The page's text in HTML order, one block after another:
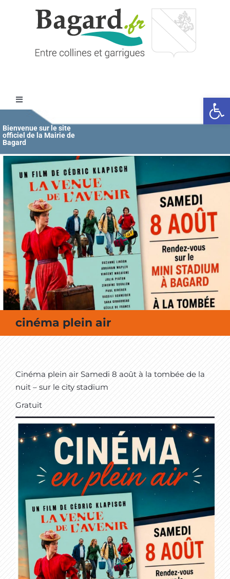
Ouvrir
Toggle
Navigation
Accueil
MAIRIE
ÉDUCATION / JEUNESSE
VIE COMMUNALE
MES SORTIES / MES LOISIRS
Bienvenue sur le site
officiel de la Mairie de
Bagard
cinéma plein air
Cinéma plein air Samedi 8 août à la tombée de la
nuit – sur le city stadium
Gratuit